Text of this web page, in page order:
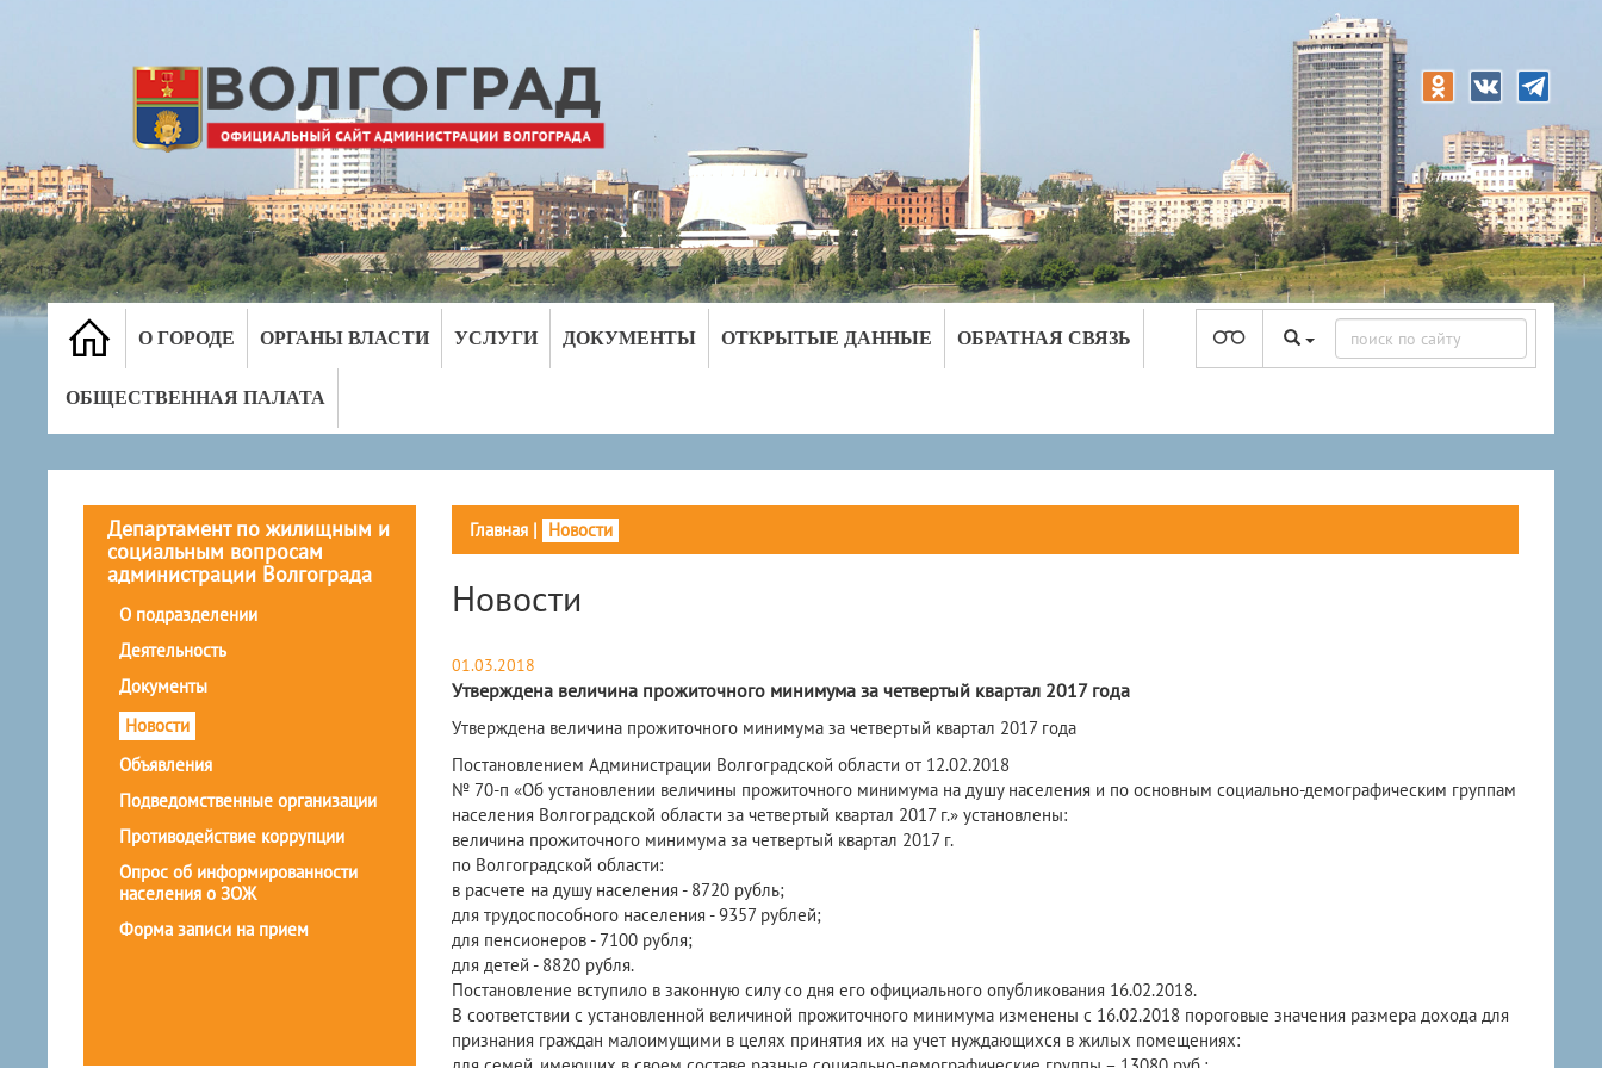
О ГОРОДЕ ОРГАНЫ ВЛАСТИ УСЛУГИ ДОКУМЕНТЫ ОТКРЫТЫЕ ДАННЫЕ ОБРАТНАЯ СВЯЗЬ
ОБЩЕСТВЕННАЯ ПАЛАТА
Департамент по жилищным и
социальным вопросам
администрации Волгограда
О подразделении
Деятельность
Документы
Новости
Объявления
Подведомственные организации
Противодействие коррупции
Опрос об информированности
населения о ЗОЖ
Форма записи на прием
Главная| Новости
Новости
01.03.2018
Утверждена величина прожиточного минимума за четвертый квартал 2017 года
Утверждена величина прожиточного минимума за четвертый квартал 2017 года
Постановлением Администрации Волгоградской области от 12.02.2018
№ 70-п «Об установлении величины прожиточного минимума на душу населения и по основным социально-демографическим группам
населения Волгоградской области за четвертый квартал 2017 г.» установлены:
величина прожиточного минимума за четвертый квартал 2017 г.
по Волгоградской области:
в расчете на душу населения - 8720 рубль;
для трудоспособного населения - 9357 рублей;
для пенсионеров - 7100 рубля;
для детей - 8820 рубля.
Постановление вступило в законную силу со дня его официального опубликования 16.02.2018.
В соответствии с установленной величиной прожиточного минимума изменены с 16.02.2018 пороговые значения размера дохода для
признания граждан малоимущими в целях принятия их на учет нуждающихся в жилых помещениях: